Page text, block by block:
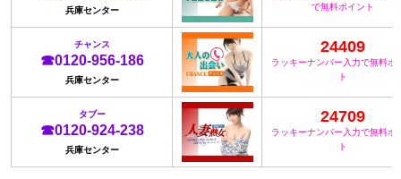
兵庫センター
で無料ポイント
チャンス
☎0120-956-186
兵庫センター
24409
ラッキーナンバー入力で無料ポ
ト
タブー
☎0120-924-238
兵庫センター
24709
ラッキーナンバー入力で無料ポ
ト